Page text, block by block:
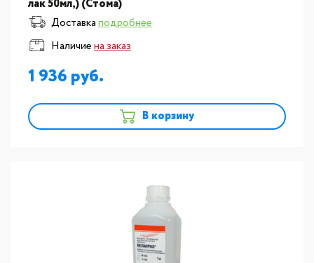
лак 50мл,) (Стома)
Доставкаподробнее
Наличиена заказ
1 936
В корзину